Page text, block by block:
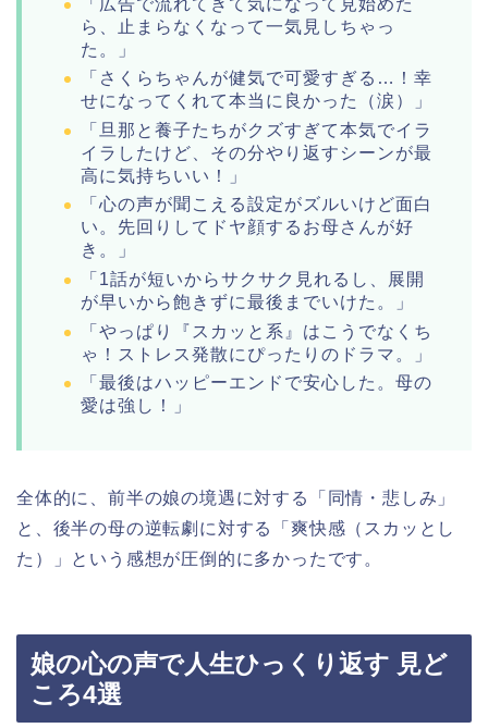
ら、止まらなくなって一気見しちゃっ
た。」
「さくらちゃんが健気で可愛すぎる…！幸
せになってくれて本当に良かった（涙）」
「旦那と養子たちがクズすぎて本気でイラ
イラしたけど、その分やり返すシーンが最
高に気持ちいい！」
「心の声が聞こえる設定がズルいけど面白
い。先回りしてドヤ顔するお母さんが好
き。」
「1話が短いからサクサク見れるし、展開
が早いから飽きずに最後までいけた。」
「やっぱり『スカッと系』はこうでなくち
ゃ！ストレス発散にぴったりのドラマ。」
「最後はハッピーエンドで安心した。母の
愛は強し！」
全体的に、前半の娘の境遇に対する「同情・悲しみ」
と、後半の母の逆転劇に対する「爽快感（スカッとし
た）」という感想が圧倒的に多かったです。
娘の心の声で人生ひっくり返す 見ど
ころ4選